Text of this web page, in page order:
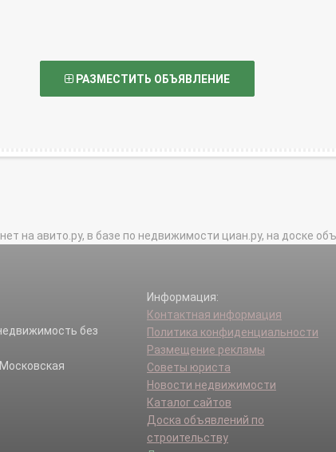
РАЗМЕСТИТЬ ОБЪЯВЛЕНИЕ
на авито.ру, в базе по недвижимости циан.ру, на доске
без
Информация:
Контактная информация
Политика конфиденциальности
Размещение рекламы
Советы юриста
Новости недвижимости
Каталог сайтов
Доска объявлений по
строительству